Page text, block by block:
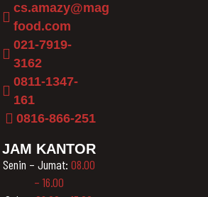
cs.amazy@mag
food.com
021-7919-
3162
0811-1347-
161
0816-866-251
JAM KANTOR
Senin – Jumat: 08.00
– 16.00